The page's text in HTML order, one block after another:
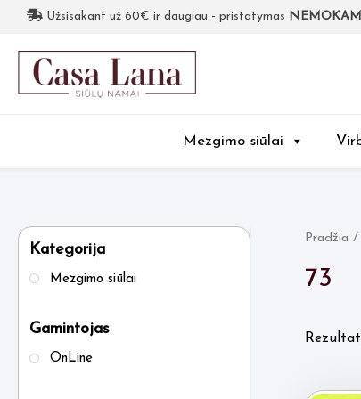
Užsisakant už 60€ ir daugiau - pristatymas
Mezgimo siūlai
Kategorija
Mezgimo siūlai
Gamintojas
OnLine
Pradžia /
73